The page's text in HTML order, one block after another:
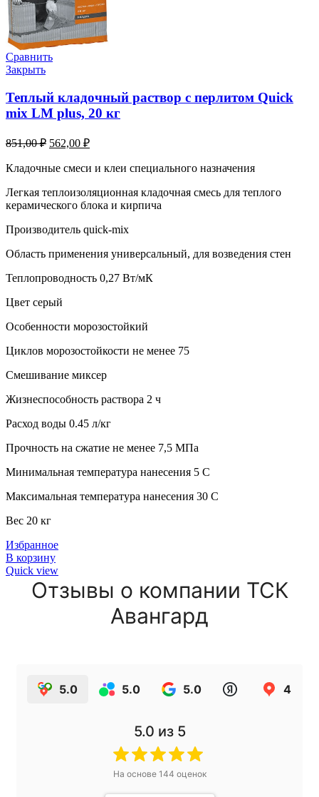
Сравнить
Закрыть
Теплый кладочный раствор с перлитом Quick
mix LM plus, 20 кг
851,00₽ 562,00 ₽
Кладочные смеси и клеи специального назначения
Легкая теплоизоляционная кладочная смесь для теплого
керамического блока и кирпича
Производитель quick-mix
Область применения универсальный, для возведения стен
Теплопроводность 0,27 Вт/мК
Цвет серый
Особенности морозостойкий
Циклов морозостойкости не менее 75
Смешивание миксер
Жизнеспособность раствора 2 ч
Расход воды 0.45 л/кг
Прочность на сжатие не менее 7,5 МПа
Минимальная температура нанесения 5 C
Максимальная температура нанесения 30 C
Вес 20 кг
Избранное
В корзину
Quick view
Отзывы о компании ТСК
Авангард
5.0 5.0 5.0 4.9
5.0 из 5
На основе 144 оценок